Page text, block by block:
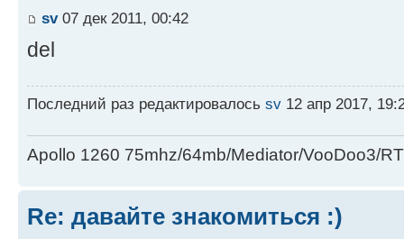
sv07 дек 2011, 00:42
del
Последний раз редактировалось sv 12 апр 2017,
Apollo 1260 75mhz/64mb/Mediator/VooDoo3/
Re: давайте знакомиться :)